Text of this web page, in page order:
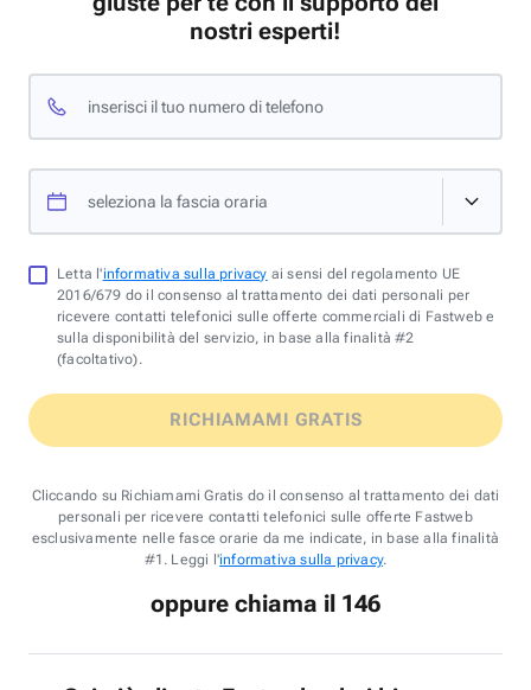
nostri esperti!
inserisci il tuo numero di telefono
seleziona la fascia oraria
Letta l'informativa sulla privacy ai sensi del regolamento UE
2016/679 do il consenso al trattamento dei dati personali per
ricevere contatti telefonici sulle offerte commerciali di Fastweb e
sulla disponibilità del servizio, in base alla finalità #2
(facoltativo).
RICHIAMAMI GRATIS
Cliccando su Richiamami Gratis do il consenso al trattamento dei dati
personali per ricevere contatti telefonici sulle offerte Fastweb
esclusivamente nelle fasce orarie da me indicate, in base alla finalità
#1. Leggi l'informativa sulla privacy.
oppure chiama il 146